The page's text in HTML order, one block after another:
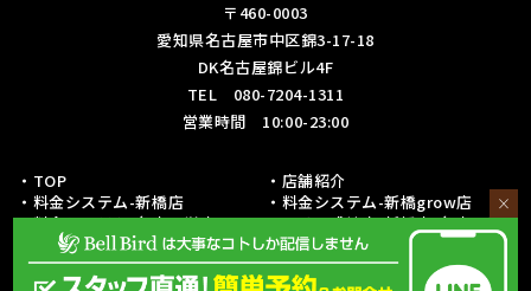
〒460-0003
愛知県名古屋市中区錦3-17-18
DK名古屋錦ビル4F
TEL 080-7204-1311
営業時間 10:00-23:00
・TOP
・店舗紹介
・料金システム-新橋店
・料金システム-新橋grow店
・料金システム-名古屋栄店
・フリー成績表-新橋店/名古屋栄
店
・各種リーグ戦成績表-新橋店
・各種リーグ戦成績表-名古屋栄店
×